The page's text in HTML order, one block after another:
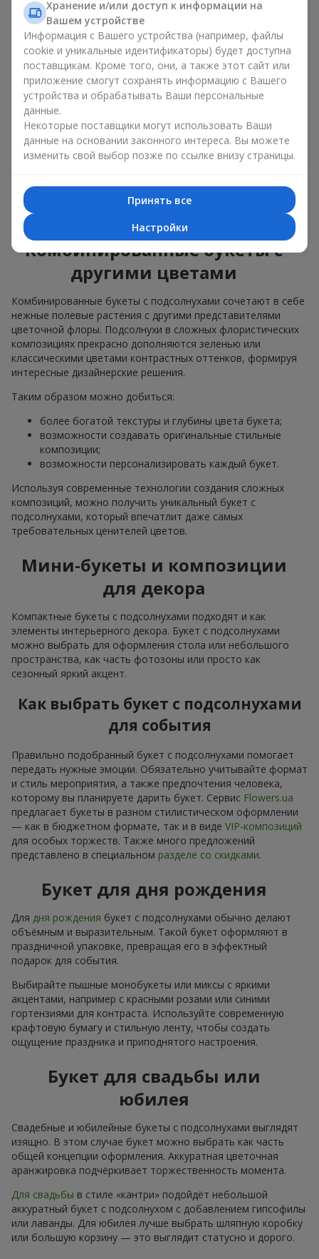
изящные сочетания с классическими розами;
яркие букеты с побегами нежной зелени.
Единственный нюанс: подсолнухи — сезонные цветы,
доступные для продажи только в период цветения.
Классический букет с
Классический букет с подсолнухами подчёркивает
природную форму и цветовую гамму яркого цветка.
композиции. Это универсальные летние композиции,
которые подходят как для торжественных событий, так и
просто как приятный подарок на каждый день.
Комбинированные букеты с
другими цветами
Комбинированные букеты с подсолнухами сочетают в себе
нежные полевые растения с другими представителями
цветочной флоры. Подсолнухи в сложных флористических
композициях прекрасно дополняются зеленью или
классическими цветами контрастных оттенков, формируя
интересные дизайнерские решения.
Таким образом можно добиться:
более богатой текстуры и глубины цвета букета;
возможности создавать оригинальные стильные
композиции;
возможности персонализировать каждый букет.
Используя современные технологии создания сложных
композиций, можно получить уникальный букет с
подсолнухами, который впечатлит даже самых
требовательных ценителей цветов.
Мини-букеты и композиции
для декора
Компактные букеты с подсолнухами подходят и как
элементы интерьерного декора. Букет с подсолнухами
можно выбрать для оформления стола или небольшого
пространства, как часть фотозоны или просто как
сезонный яркий акцент.
Как выбрать букет с подсолнухами
для события
Правильно подобранный букет с подсолнухами помогает
передать нужные эмоции. Обязательно учитывайте формат
и стиль мероприятия, а также предпочтения человека,
которому вы планируете дарить букет. Сервис Flowers.ua
предлагает букеты в разном стилистическом оформлении
— как в бюджетном формате, так и в виде VIP-композиций
для особых торжеств. Также много предложений
представлено в специальном разделе со скидками.
Букет для дня рождения
Для дня рождения букет с подсолнухами обычно делают
объёмным и выразительным. Такой букет оформляют в
праздничной упаковке, превращая его в эффектный
подарок для события.
Выбирайте пышные монобукеты или миксы с яркими
акцентами, например с красными розами или синими
гортензиями для контраста. Используйте современную
крафтовую бумагу и стильную ленту, чтобы создать
ощущение праздника и приподнятого настроения.
Букет для свадьбы или
юбилея
Свадебные и юбилейные букеты с подсолнухами выглядят
изящно. В этом случае букет можно выбрать как часть
общей концепции оформления. Аккуратная цветочная
аранжировка подчёркивает торжественность момента.
Для свадьбы в стиле «кантри» подойдёт небольшой
аккуратный букет с подсолнухом с добавлением гипсофилы
или лаванды. Для юбилея лучше выбрать шляпную коробку
или большую корзину — это выглядит статусно и дорого.
Хранение и/или доступ к информации на
Вашем устройстве
Информация с Вашего устройства (например, файлы
cookie и уникальные идентификаторы) будет доступна
поставщикам. Кроме того, они, а также этот сайт или
приложение смогут сохранять информацию с Вашего
устройства и обрабатывать Ваши персональные
данные.
Некоторые поставщики могут использовать Ваши
данные на основании законного интереса. Вы можете
изменить свой выбор позже по ссылке внизу страницы.
Принять все
Настройки